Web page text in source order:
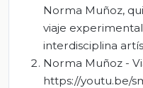
Norma Muñoz,
viaje
interdisciplina
Norma Muñoz -
https://youtu.be/